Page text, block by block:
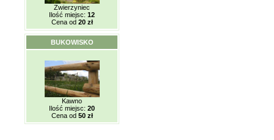
Zwierzyniec
Ilość miejsc: 12
Cena od 20 zł
BUKOWISKO
Kawno
Ilość miejsc: 20
Cena od 50 zł